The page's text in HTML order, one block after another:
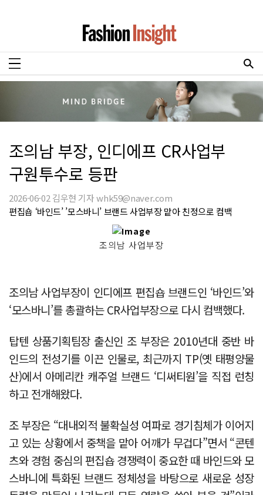
조의남 부장, 인디에프 CR사업부
구원투수로 등판
2026-06-02 김우현 기자 whk59@naver.com
편집숍 ‘바인드’ ’모스바니’ 브랜드 사업부장 맡아 친정으로 컴백
조의남 사업부장
조의남 사업부장이 인디에프 편집숍 브랜드인 ‘바인드’와
‘모스바니’를 총괄하는 CR사업부장으로 다시 컴백했다.
탑텐 상품기획팀장 출신인 조 부장은 2010년대 중반 바
인드의 전성기를 이끈 인물로, 최근까지 TP(옛 태평양물
산)에서 아메리칸 캐주얼 브랜드 ‘디써티원’을 직접 런칭
하고 전개해왔다.
조 부장은 “대내외적 불확실성 여파로 경기침체가 이어지
고 있는 상황에서 중책을 맡아 어깨가 무겁다”면서 “콘텐
츠와 경험 중심의 편집숍 경쟁력이 중요한 때 바인드와 모
스바니에 특화된 브랜드 정체성을 바탕으로 새로운 성장